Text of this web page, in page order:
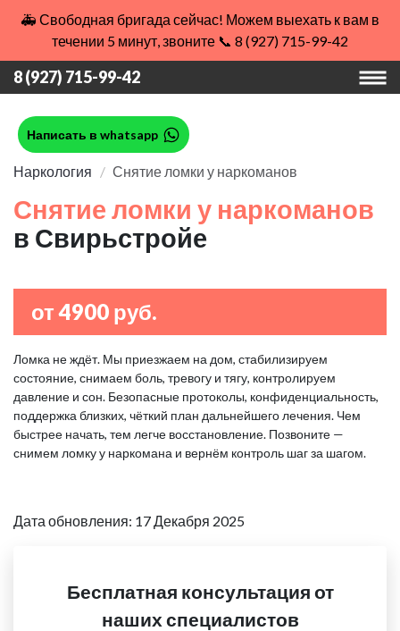
🚑 Свободная бригада сейчас! Можем выехать к вам в
течении 5 минут, звоните 📞 8 (927) 715-99-42
8 (927) 715-99-42
Написать в whatsapp
Наркология Снятие ломки у наркоманов
Снятие ломки у наркоманов
в Свирьстройе
от 4900 руб.
Ломка не ждёт. Мы приезжаем на дом, стабилизируем
состояние, снимаем боль, тревогу и тягу, контролируем
давление и сон. Безопасные протоколы, конфиденциальность,
поддержка близких, чёткий план дальнейшего лечения. Чем
быстрее начать, тем легче восстановление. Позвоните —
снимем ломку у наркомана и вернём контроль шаг за шагом.
Дата обновления: 17 Декабря 2025
Бесплатная консультация от
наших специалистов